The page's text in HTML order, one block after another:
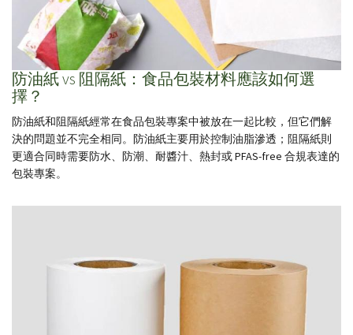
防油紙 vs 阻隔紙：食品包裝材料應該如何選
擇？
防油紙和阻隔紙經常在食品包裝專案中被放在一起比較，但它們解
決的問題並不完全相同。防油紙主要用於控制油脂滲透；阻隔紙則
更適合同時需要防水、防潮、耐醬汁、熱封或 PFAS-free 合規表達的
包裝專案。